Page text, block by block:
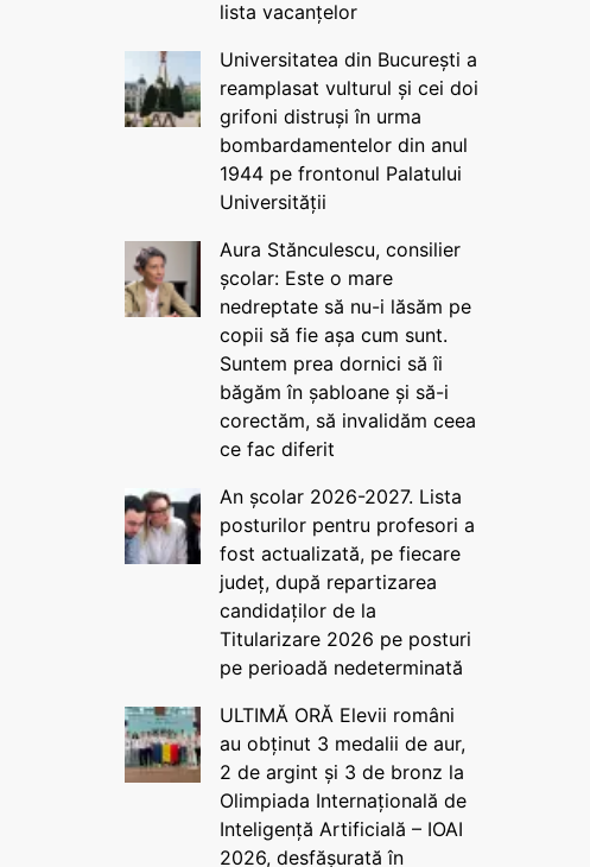
lista vacanțelor
Universitatea din București a
reamplasat vulturul și cei doi
grifoni distruși în urma
bombardamentelor din anul
1944 pe frontonul Palatului
Universității
Aura Stănculescu, consilier
școlar: Este o mare
nedreptate să nu-i lăsăm pe
copii să fie așa cum sunt.
Suntem prea dornici să îi
băgăm în șabloane și să-i
corectăm, să invalidăm ceea
ce fac diferit
An școlar 2026-2027. Lista
posturilor pentru profesori a
fost actualizată, pe fiecare
județ, după repartizarea
candidaților de la
Titularizare 2026 pe posturi
pe perioadă nedeterminată
ULTIMĂ ORĂ Elevii români
au obținut 3 medalii de aur,
2 de argint și 3 de bronz la
Olimpiada Internațională de
Inteligență Artificială – IOAI
2026, desfășurată în